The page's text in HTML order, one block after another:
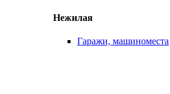
Нежилая
Гаражи, машиноместа